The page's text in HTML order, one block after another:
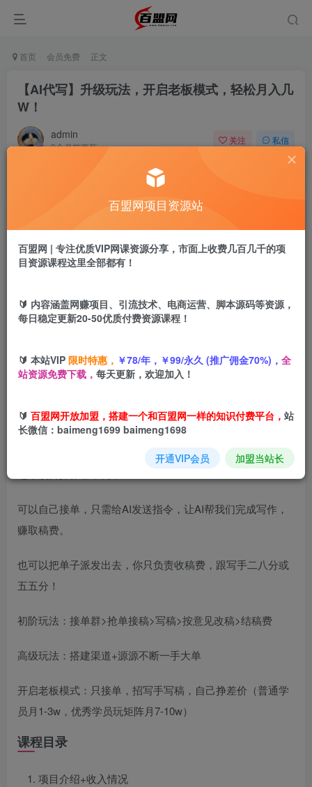
首页 会员免费 正文
【AI代写】升级玩法，开启老板模式，轻松月入几
W！
admin
9个月前更新
关注 私信
【AI代写】升级玩法，开启老板模式，轻松月入几W！
盟币 9.9
立即购买
AI代写，就是让AI帮助你写各类文章，让AI给你打工！
可以自己接单，只需给AI发送指令，让AI帮我们完成写作，
赚取稿费。
也可以把单子派发出去，你只负责收稿费，跟写手二八分或
五五分！
初阶玩法：接单群>抢单接稿>写稿>按意见改稿>结稿费
高级玩法：搭建渠道+源源不断一手大单
开启老板模式：只接单，招写手写稿，自己挣差价（普通学
员月1-3w，优秀学员玩矩阵月7-10w）
课程目录
项目介绍+收入情况
百盟网项目资源站
百盟网 | 专注优质VIP网课资源分享，市面上收费几百几千的项
目资源课程这里全部都有！
🔰 内容涵盖网赚项目、引流技术、电商运营、脚本源码等资源，
每日稳定更新20-50优质付费资源课程！
🔰 本站VIP 限时特惠， ￥78/年，￥99/永久 (推广佣金70%)， 全
站资源免费下载， 每天更新，欢迎加入！
🔰 百盟网开放加盟，搭建一个和百盟网一样的知识付费平台， 站
长微信：baimeng1699 baimeng1698
开通VIP会员 加盟当站长